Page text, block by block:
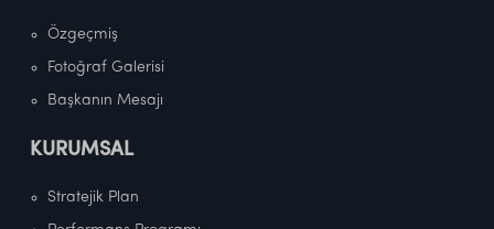
Özgeçmiş
Fotoğraf Galerisi
Başkanın Mesajı
KURUMSAL
Stratejik Plan